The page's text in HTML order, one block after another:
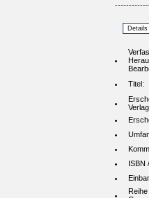
Titel:
ISBN
Reihe